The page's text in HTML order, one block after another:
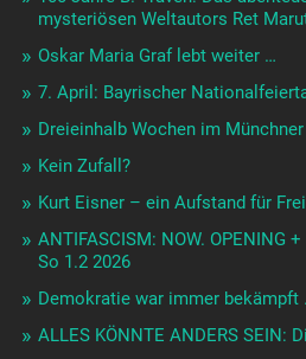
mysteriösen Weltautors Ret
Oskar Maria Graf lebt weiter …
7. April: Bayrischer
Dreieinhalb Wochen im
Kein Zufall?
Kurt Eisner – ein Aufstand für
ANTIFASCISM: NOW. OPENING
So 1.2 2026
Demokratie war immer bekämpft
ALLES KÖNNTE ANDERS SEIN: